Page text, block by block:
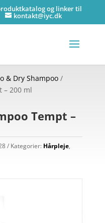
og linker til
kontakt@iyc.dk
& Dry Shampoo/
– 200 ml
Tempt –
Kategorier: Hårpleje,